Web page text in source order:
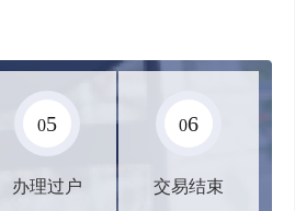
05
办理过户
06
交易结束